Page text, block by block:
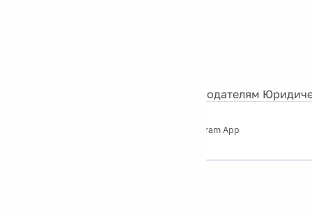
Рекламодателям
Telegram App